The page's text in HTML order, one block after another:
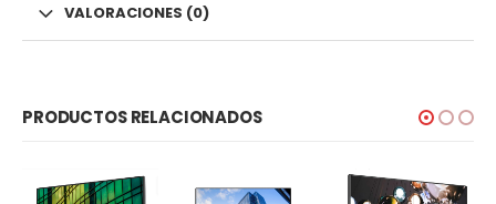
VALORACIONES (0)
PRODUCTOS RELACIONADOS